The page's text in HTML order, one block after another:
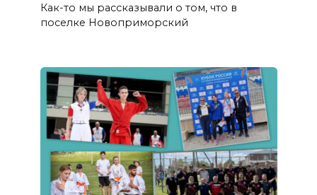
Как-то мы рассказывали о том, что в
поселке Новоприморский